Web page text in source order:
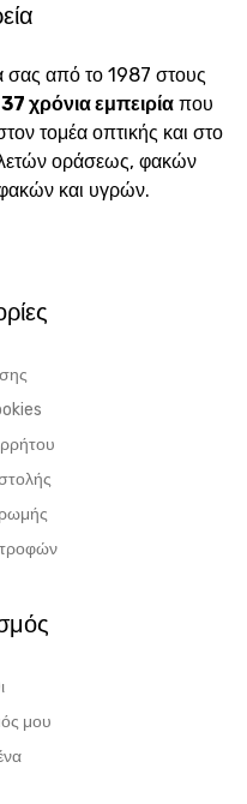
σας από το 1987 στους
37 χρόνια εμπειρία που
τομέα οπτικής και στο
οράσεως, φακών
και υγρών.
μου